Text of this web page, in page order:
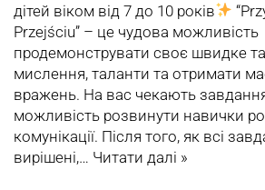
дітей віком від 7 до 10 років
Przejściu” – це чудова можливість
продемонструвати своє швидке та
мислення, таланти та отримати
вражень. На вас чекають
можливість розвинути навички
комунікації. Після того, як всі
вирішені,… Читати далі »